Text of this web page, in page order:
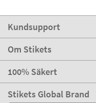
Kundsupport
Om Stikets
100% Säkert
Stikets Global Brand